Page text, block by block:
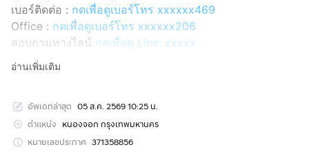
เบอร์ติดต่อ : กดเพื่อดูเบอร์โทร xxxxxx469
Office : กดเพื่อดูเบอร์โทร xxxxxx206
สอบถามทางไลน์ กดเพื่อดู Line: xxxxx
Line ID: @interhome
ขนาด 1 ไร่131 ตร.ว.
ที่ตั้ง : ที่ดินเปล่า ใกล้สวนกีฬากมล FBT. ตลาดสดสุวินทวงศ์
อ่านเพิ่มเติม
อัพเดทล่าสุด 05 ส.ค. 2569 10:25 น.
ตำแหน่ง หนองจอก กรุงเทพมหานคร
หมายเลขประกาศ 371358856